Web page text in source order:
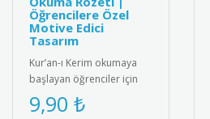
Öğrencilere Özel
Motive Edici
Tasarım
Kur’an-ı Kerim okumaya
başlayan öğrenciler için
özel olarak tasarlanmış bu
rozet, eğitim sürecini de..
9,90 ₺